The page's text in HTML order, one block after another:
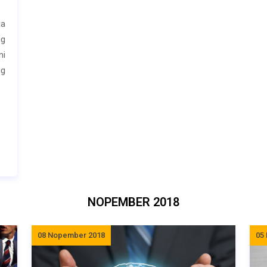
NOPEMBER 2018
08 Nopember 2018 05